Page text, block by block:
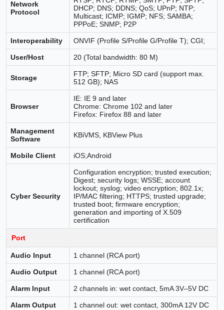
Network
Protocol
DHCP; DNS; DDNS; QoS; UPnP; NTP;
Multicast; ICMP; IGMP; NFS; SAMBA;
PPPoE; SNMP; P2P
Interoperability ONVIF (Profile S/Profile G/Profile T); CGI;
User/Host 20 (Total bandwidth: 80 M)
Storage
FTP; SFTP; Micro SD card (support max.
512 GB); NAS
Browser
IE: IE 9 and later
Chrome: Chrome 102 and later
Firefox: Firefox 88 and later
Management
Software
KBiVMS, KBView Plus
Mobile Client iOS;Android
Cyber Security
Configuration encryption; trusted execution;
Digest; security logs; WSSE; account
lockout; syslog; video encryption; 802.1x;
IP/MAC filtering; HTTPS; trusted upgrade;
trusted boot; firmware encryption;
generation and importing of X.509
certification
Port
Audio Input 1 channel (RCA port)
Audio Output 1 channel (RCA port)
Alarm Input 2 channels in: wet contact, 5mA 3V–5V DC
Alarm Output 1 channel out: wet contact, 300mA 12V DC